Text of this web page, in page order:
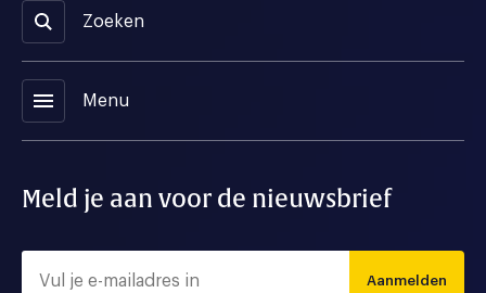
Zoeken
menu Menu
Meld je aan voor de nieuwsbrief
Aanmelden